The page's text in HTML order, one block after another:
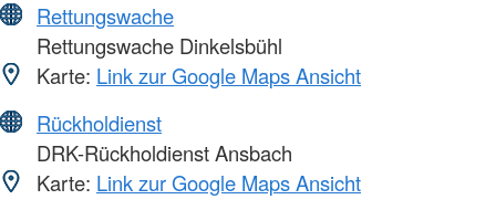
Rettungswache
Rettungswache Dinkelsbühl
Karte: Link zur Google Maps Ansicht
Rückholdienst
DRK-Rückholdienst Ansbach
Karte: Link zur Google Maps Ansicht